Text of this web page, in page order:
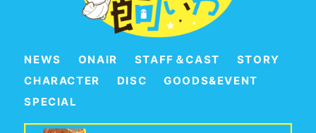
NEWS ONAIR STAFF＆CAST
STORY
CHARACTER
DISC
GOODS&EVENT
SPECIAL